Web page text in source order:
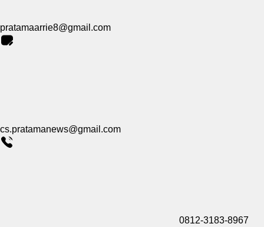
pratamaarrie8@gmail.com
cs.pratamanews@gmail.com
0812-3183-8967